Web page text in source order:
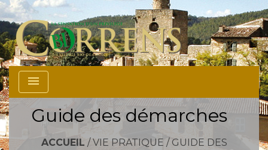
menu
Guide des démarches
ACCUEIL / VIE PRATIQUE / GUIDE DES